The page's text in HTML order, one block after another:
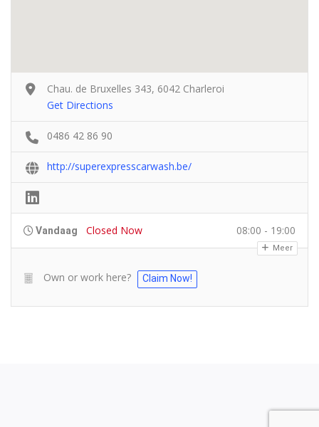
Chau. de Bruxelles 343, 6042 Charleroi
Get Directions
0486 42 86 90
http://superexpresscarwash.be/
Vandaag Closed Now 08:00 - 19:00
Meer
Own or work here? Claim Now!